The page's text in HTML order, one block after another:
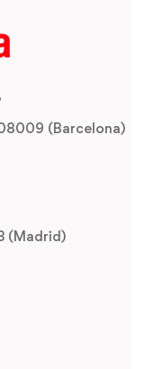
(Barcelona)
(Madrid)